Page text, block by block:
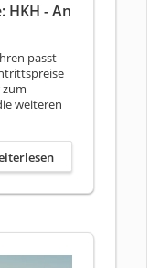
HKH - An
passt
weiteren